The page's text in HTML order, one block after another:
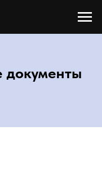
документы